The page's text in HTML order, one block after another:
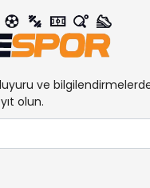
ve
olun.